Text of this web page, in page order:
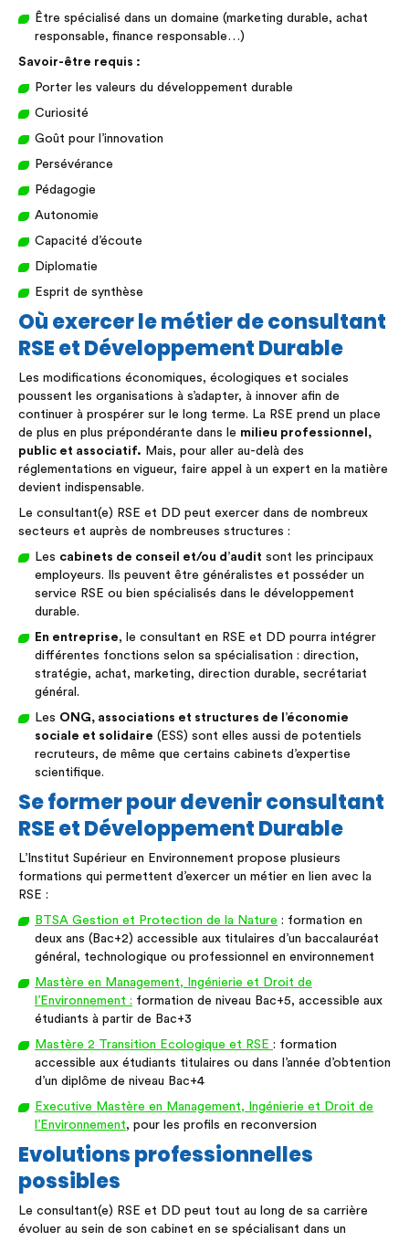
Être spécialisé dans un domaine (marketing durable, achat
responsable, finance responsable…)
Savoir-être requis :
Porter les valeurs du développement durable
Curiosité
Goût pour l’innovation
Persévérance
Pédagogie
Autonomie
Capacité d’écoute
Diplomatie
Esprit de synthèse
Où exercer le métier de consultant
RSE et Développement Durable
Les modifications économiques, écologiques et sociales
poussent les organisations à s’adapter, à innover afin de
continuer à prospérer sur le long terme. La RSE prend un place
de plus en plus prépondérante dans le milieu professionnel,
public et associatif. Mais, pour aller au-delà des
réglementations en vigueur, faire appel à un expert en la matière
devient indispensable.
Le consultant(e) RSE et DD peut exercer dans de nombreux
secteurs et auprès de nombreuses structures :
Les cabinets de conseil et/ou d’audit sont les principaux
employeurs. Ils peuvent être généralistes et posséder un
service RSE ou bien spécialisés dans le développement
durable.
En entreprise, le consultant en RSE et DD pourra intégrer
différentes fonctions selon sa spécialisation : direction,
stratégie, achat, marketing, direction durable, secrétariat
général.
Les ONG, associations et structures de l’économie
sociale et solidaire (ESS) sont elles aussi de potentiels
recruteurs, de même que certains cabinets d’expertise
scientifique.
Se former pour devenir consultant
RSE et Développement Durable
L’Institut Supérieur en Environnement propose plusieurs
formations qui permettent d’exercer un métier en lien avec la
RSE :
BTSA Gestion et Protection de la Nature : formation en
deux ans (Bac+2) accessible aux titulaires d’un baccalauréat
général, technologique ou professionnel en environnement
Mastère en Management, Ingénierie et Droit de
l’Environnement : formation de niveau Bac+5, accessible aux
étudiants à partir de Bac+3
Mastère 2 Transition Ecologique et RSE : formation
accessible aux étudiants titulaires ou dans l’année d’obtention
d’un diplôme de niveau Bac+4
Executive Mastère en Management, Ingénierie et Droit de
l’Environnement, pour les profils en reconversion
Evolutions professionnelles
possibles
Le consultant(e) RSE et DD peut tout au long de sa carrière
évoluer au sein de son cabinet en se spécialisant dans un